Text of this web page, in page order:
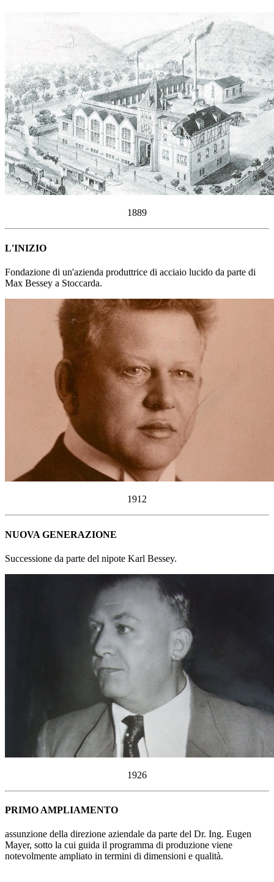
1889
L'INIZIO
Fondazione di un'azienda produttrice di acciaio lucido da parte di
Max Bessey a Stoccarda.
1912
NUOVA GENERAZIONE
Successione da parte del nipote Karl Bessey.
1926
PRIMO AMPLIAMENTO
assunzione della direzione aziendale da parte del Dr. Ing. Eugen
Mayer, sotto la cui guida il programma di produzione viene
notevolmente ampliato in termini di dimensioni e qualità.